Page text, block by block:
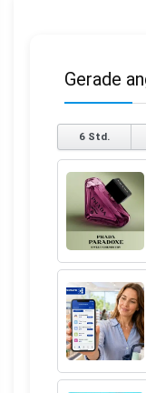
Gerade
6 Std.